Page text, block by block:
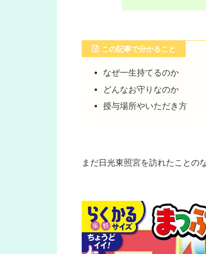
この記事で分かること
なぜ一生持てるのか
どんなお守りなのか
授与場所やいただき方
まだ日光東照宮を訪れたことの